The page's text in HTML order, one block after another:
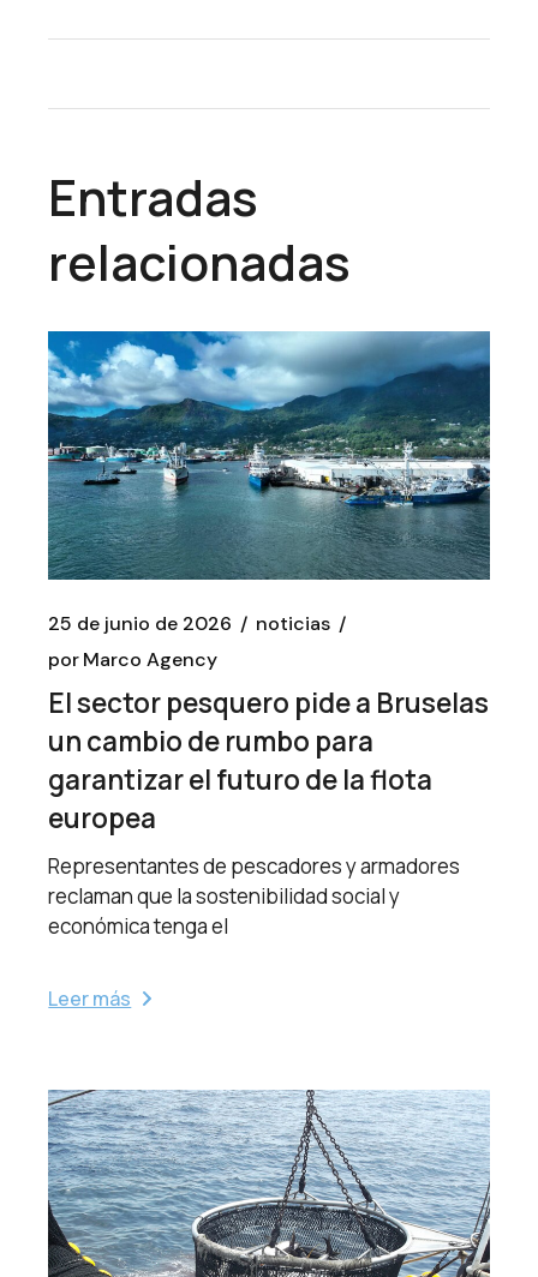
Entradas
relacionadas
25 de junio de 2026
noticias
porMarco Agency
El sector pesquero pide a Bruselas
un cambio de rumbo para
garantizar el futuro de la flota
europea
Representantes de pescadores y armadores
reclaman que la sostenibilidad social y
económica tenga el
Leer más